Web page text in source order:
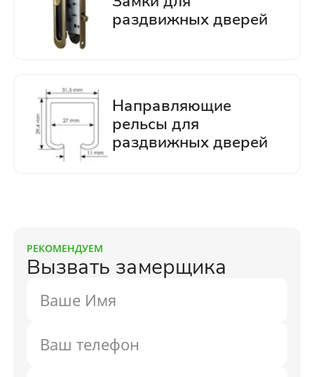
РЕКОМЕНДУЕМ
Вызвать замерщика